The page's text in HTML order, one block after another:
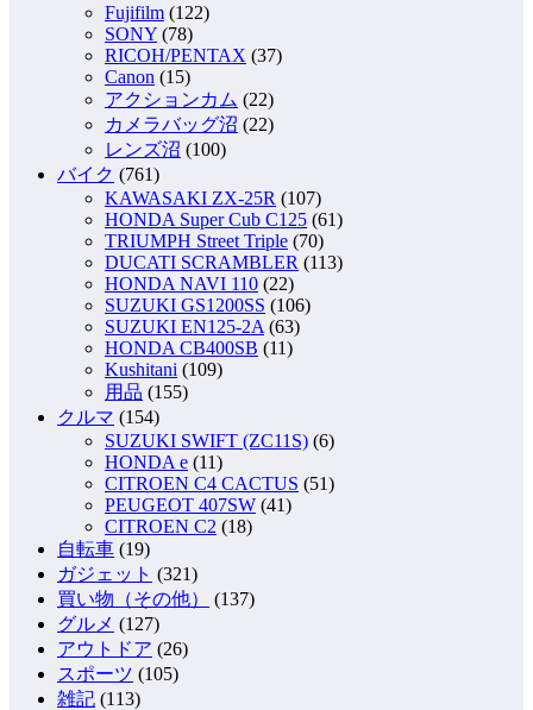
Fujifilm (122)
SONY (78)
RICOH/PENTAX (37)
Canon (15)
アクションカム (22)
カメラバッグ沼 (22)
レンズ沼 (100)
バイク (761)
KAWASAKI ZX-25R (107)
HONDA Super Cub C125 (61)
TRIUMPH Street Triple (70)
DUCATI SCRAMBLER (113)
HONDA NAVI 110 (22)
SUZUKI GS1200SS (106)
SUZUKI EN125-2A (63)
HONDA CB400SB (11)
Kushitani (109)
用品 (155)
クルマ (154)
SUZUKI SWIFT (ZC11S) (6)
HONDA e (11)
CITROEN C4 CACTUS (51)
PEUGEOT 407SW (41)
CITROEN C2 (18)
自転車 (19)
ガジェット (321)
買い物（その他）
(137)
グルメ (127)
アウトドア (26)
スポーツ (105)
雑記 (113)